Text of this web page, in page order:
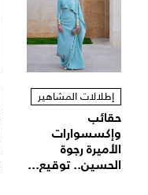
إطلالات المشاهير
حقائب
وإكسسوارات
الأميرة رجوة
الحسين.. توقيع...